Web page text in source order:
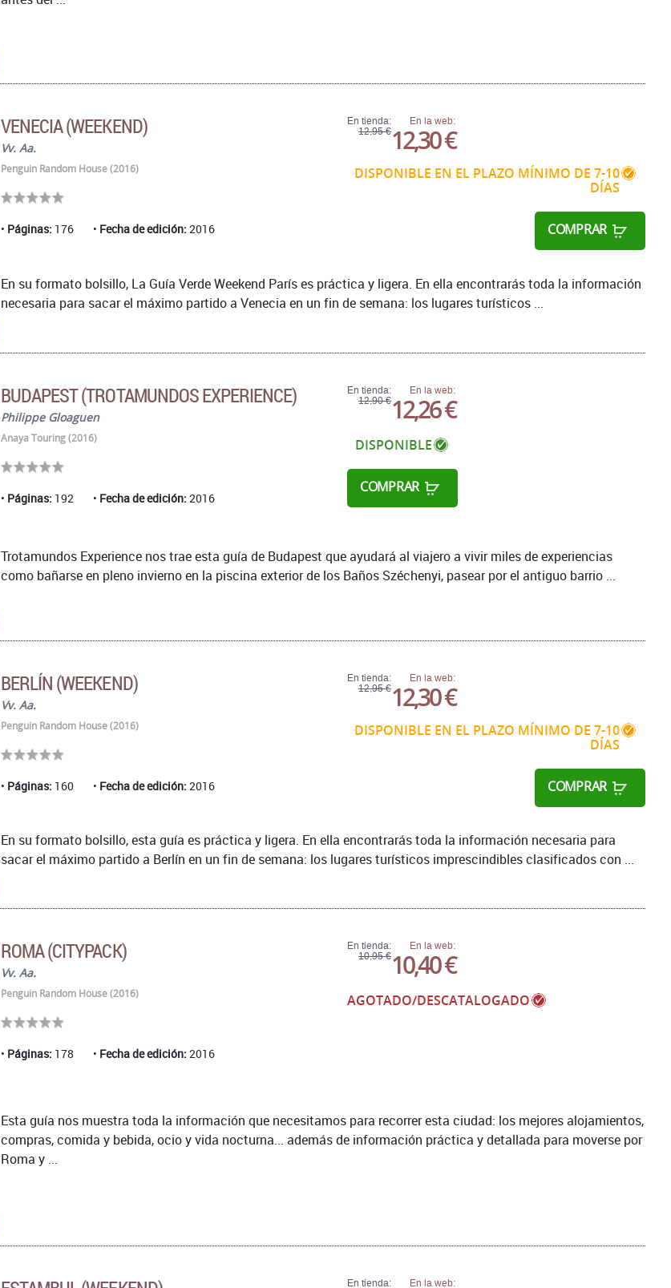
VENECIA (WEEKEND)
Vv. Aa.
Penguin Random House (2016)
Páginas: 176 Fecha de edición: 2016
En tienda:
12,95 €
En la web:
12,30 €
DISPONIBLE EN EL PLAZO MÍNIMO DE 7-10
DÍAS
COMPRAR
En su formato bolsillo, La Guía Verde Weekend París es práctica y ligera. En ella encontrarás toda la información
necesaria para sacar el máximo partido a Venecia en un fin de semana: los lugares turísticos ...
BUDAPEST (TROTAMUNDOS EXPERIENCE)
Philippe Gloaguen
Anaya Touring (2016)
Páginas: 192 Fecha de edición: 2016
En tienda:
12,90 €
En la web:
12,26 €
DISPONIBLE
COMPRAR
Trotamundos Experience nos trae esta guía de Budapest que ayudará al viajero a vivir miles de experiencias
como bañarse en pleno invierno en la piscina exterior de los Baños Széchenyi, pasear por el antiguo barrio ...
BERLÍN (WEEKEND)
Vv. Aa.
Penguin Random House (2016)
Páginas: 160 Fecha de edición: 2016
En tienda:
12,95 €
En la web:
12,30 €
DISPONIBLE EN EL PLAZO MÍNIMO DE 7-10
DÍAS
COMPRAR
En su formato bolsillo, esta guía es práctica y ligera. En ella encontrarás toda la información necesaria para
sacar el máximo partido a Berlín en un fin de semana: los lugares turísticos imprescindibles clasificados con ...
ROMA (CITYPACK)
Vv. Aa.
Penguin Random House (2016)
Páginas: 178 Fecha de edición: 2016
En tienda:
10,95 €
En la web:
10,40 €
AGOTADO/DESCATALOGADO
Esta guía nos muestra toda la información que necesitamos para recorrer esta ciudad: los mejores alojamientos,
compras, comida y bebida, ocio y vida nocturna... además de información práctica y detallada para moverse por
Roma y ...
En tienda:
En la web: